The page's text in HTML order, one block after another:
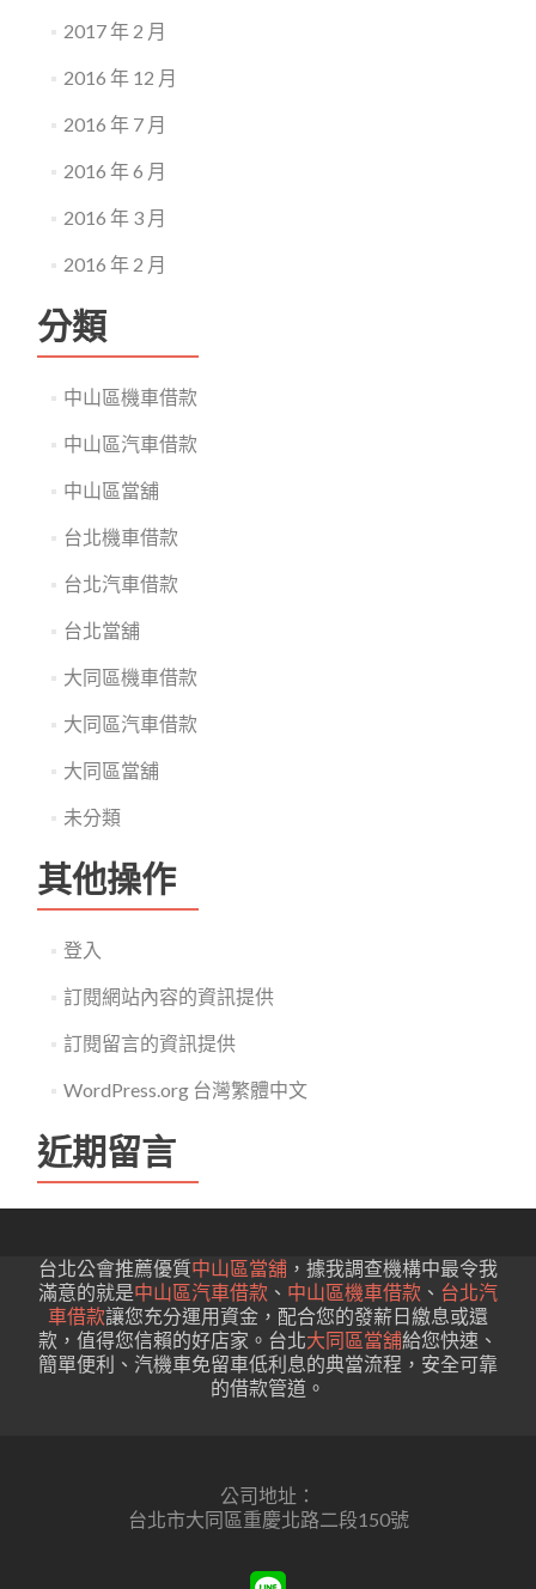
2017 年 2 月
2016 年 12 月
2016 年 7 月
2016 年 6 月
2016 年 3 月
2016 年 2 月
分類
中山區機車借款
中山區汽車借款
中山區當舖
台北機車借款
台北汽車借款
台北當舖
大同區機車借款
大同區汽車借款
大同區當舖
未分類
其他操作
登入
訂閱網站內容的資訊提供
訂閱留言的資訊提供
WordPress.org 台灣繁體中文
近期留言
台北公會推薦優質中山區當舖 ，據我調查機構中最令我
滿意的就是中山區汽車借款 、 中山區機車借款 、 台北汽
車借款讓您充分運用資金，配合您的發薪日繳息或還
款，值得您信賴的好店家。台北大同區當舖給您快速、
簡單便利、汽機車免留車低利息的典當流程，安全可靠
的借款管道。
公司地址：
台北市大同區重慶北路二段150號